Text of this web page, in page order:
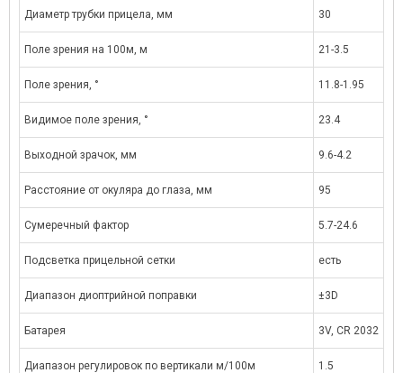
Диаметр трубки прицела, мм 30
Поле зрения на 100м, м 21-3.5
Поле зрения, ° 11.8-1.95
Видимое поле зрения, ° 23.4
Выходной зрачок, мм 9.6-4.2
Расстояние от окуляра до глаза, мм 95
Сумеречный фактор 5.7-24.6
Подсветка прицельной сетки есть
Диапазон диоптрийной поправки ±3D
Батарея 3V, CR 2032
Диапазон регулировок по вертикали м/100м 1.5